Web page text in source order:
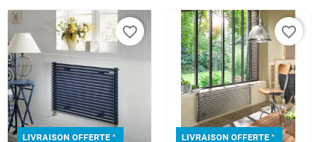
favorite_border favorite_border